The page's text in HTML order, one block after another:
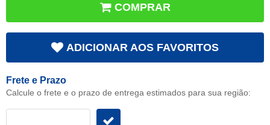
COMPRAR
ADICIONAR AOS FAVORITOS
Frete e Prazo
Calcule o frete e o prazo de entrega estimados para sua região: